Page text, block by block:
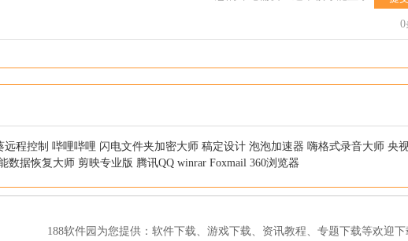
0
远程控制 哔哩哔哩 闪电文件夹加密大师 稿定设计 泡泡加速器 嗨格式录音大师 央
数据恢复大师 剪映专业版 腾讯QQ winrar Foxmail 360浏览器
188软件园为您提供： 软件下载、 游戏下载、 资讯教程、 专题下载等欢迎下